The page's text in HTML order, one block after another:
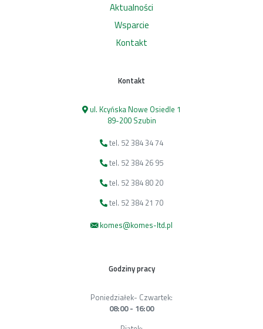
Aktualności
Wsparcie
Kontakt
Kontakt
ul. Kcyńska Nowe Osiedle 1
89-200 Szubin
tel. 52 384 34 74
tel. 52 384 26 95
tel. 52 384 80 20
tel. 52 384 21 70
komes@komes-ltd.pl
Godziny pracy
Poniedziałek- Czwartek:
08:00 - 16:00